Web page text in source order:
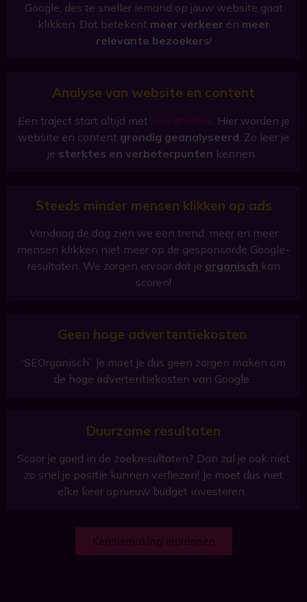
Google, des te sneller iemand op jouw website gaat
klikken. Dat betekent meer verkeer én meer
relevante bezoekers!
Analyse van website en content
Een traject start altijd met een analyse . Hier worden je
website en content grondig geanalyseerd . Zo leer je
je sterktes en verbeterpunten kennen.
Steeds minder mensen klikken op ads
Vandaag de dag zien we een trend: meer en meer
mensen klikken niet meer op de gesponsorde Google-
resultaten. We zorgen ervoor dat je organisch kan
scoren!
Geen hoge advertentiekosten
‘SEOrganisch’. Je moet je dus geen zorgen maken om
de hoge advertentiekosten van Google.
Duurzame resultaten
Scoor je goed in de zoekresultaten? Dan zal je ook niet
zo snel je positie kunnen verliezen! Je moet dus niet
elke keer opnieuw budget investeren.
Kennismaking inplannen